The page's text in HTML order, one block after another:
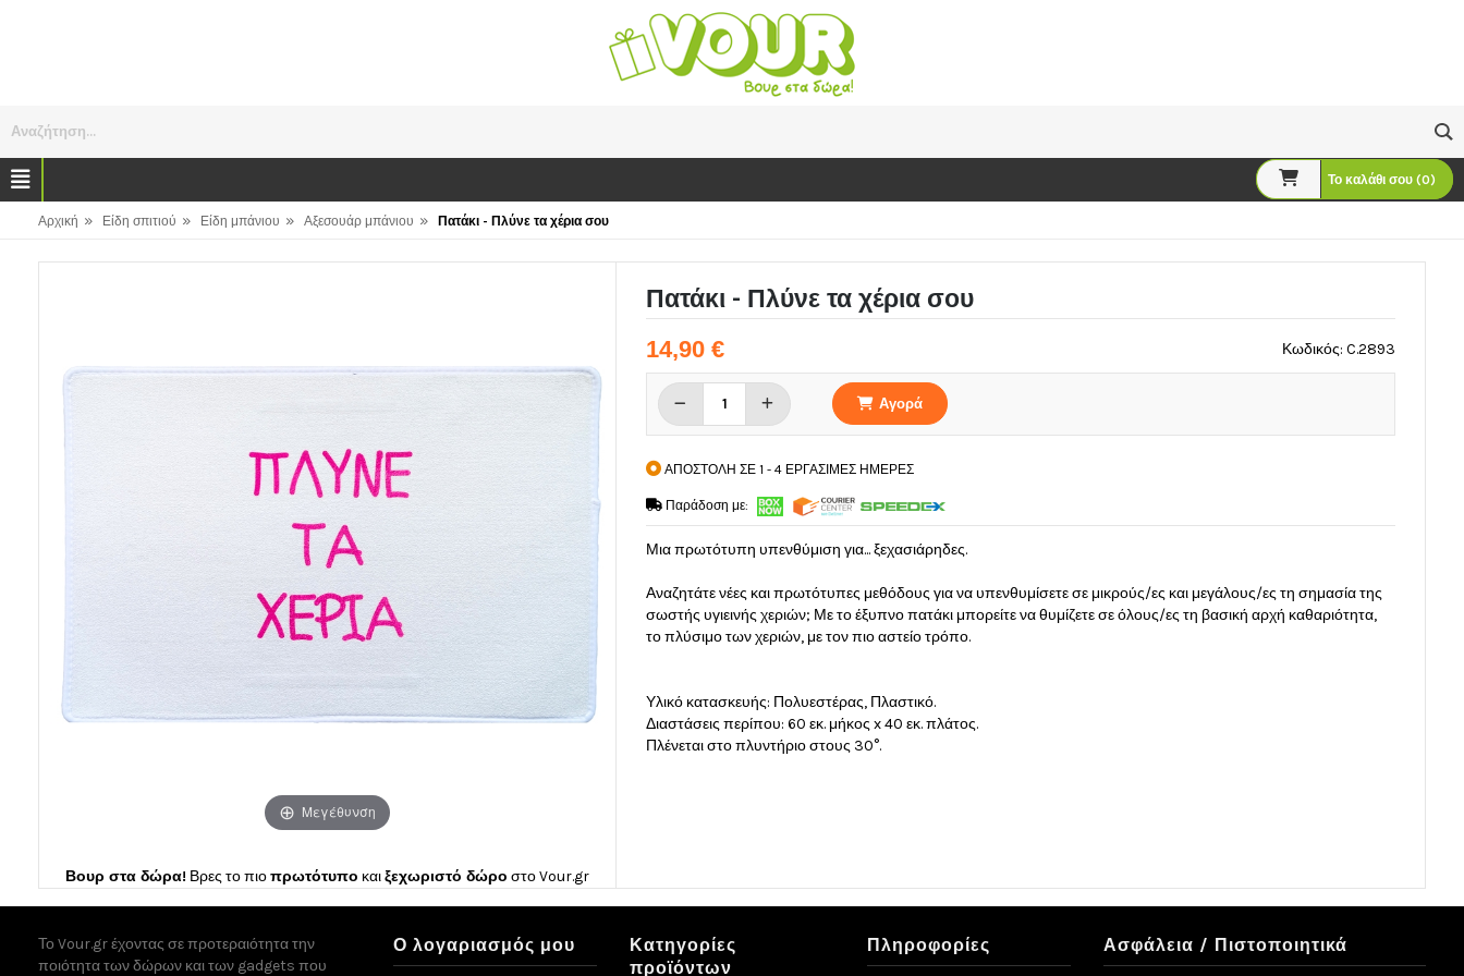
Αναζήτηση...
Το καλάθι σου (0)
Αρχική » Είδη σπιτιού » Είδη μπάνιου » Αξεσουάρ μπάνιου » Πατάκι - Πλύνε τα χέρια σου
Μεγέθυνση
Βουρ στα δώρα! Βρες το πιοπρωτότυπο καιξεχωριστό δώρο στοVour.gr
Πατάκι - Πλύνε τα χέρια σου
Κωδικός: C.2893
14,90 €
Αγορά
ΑΠΟΣΤΟΛΗ ΣΕ 1 - 4 ΕΡΓΑΣΙΜΕΣ ΗΜΕΡΕΣ
Παράδοση με:
Μια πρωτότυπη υπενθύμιση για... ξεχασιάρηδες.
Αναζητάτε νέες και πρωτότυπες μεθόδους για να υπενθυμίσετε σε μικρούς/ες και μεγάλους/ες τη σημασία της
σωστής υγιεινής χεριών; Με το έξυπνο πατάκι μπορείτε να θυμίζετε σε όλους/ες τη βασική αρχή καθαριότητα,
το πλύσιμο των χεριών, με τον πιο αστείο τρόπο.
Υλικό κατασκευής: Πολυεστέρας, Πλαστικό.
Διαστάσεις περίπου: 60 εκ. μήκος x 40 εκ. πλάτος.
Πλένεται στο πλυντήριο στους 30°.
Το Vour.gr έχοντας σε προτεραιότητα την
ποιότητα των δώρων και των gadgets που
Ο λογαριασμός μου
Κατηγορίες
προϊόντων
Πληροφορίες Ασφάλεια / Πιστοποιητικά